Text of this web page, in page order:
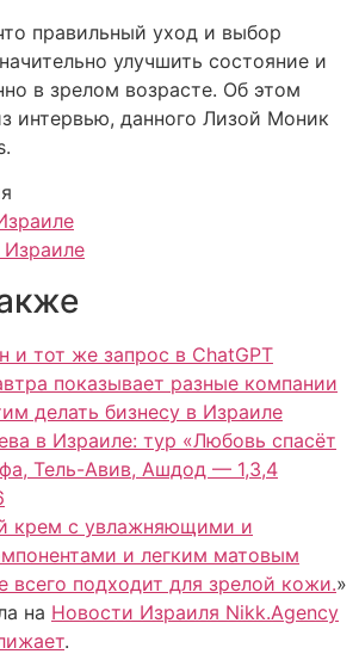
правильный уход и выбор
улучшить состояние и
в зрелом возрасте. Об этом
интервью, данного Лизой Моник
и тот же запрос в ChatGPT
показывает разные компании
делать бизнесу в Израиле
в Израиле: тур «Любовь спасёт
Тель-Авив, Ашдод — 1,3,4
крем с увлажняющими и
и легким матовым
всего подходит для зрелой кожи.»
на Новости Израиля Nikk.Agency
.